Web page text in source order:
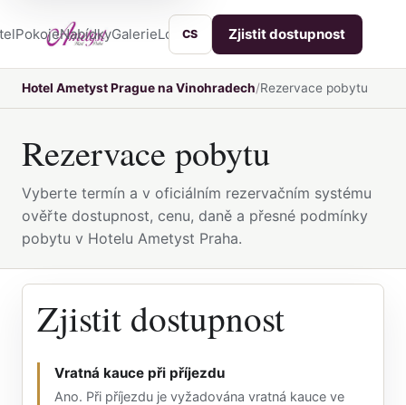
PokojeNabídkyGalerieLokalita SlužbyKontakt
CS Zjistit dostupnost
Hotel Ametyst Prague na Vinohradech Rezervace pobytu
Rezervace pobytu
Vyberte termín a v oficiálním rezervačním systému
ověřte dostupnost, cenu, daně a přesné podmínky
pobytu v Hotelu Ametyst Praha.
Zjistit dostupnost
Vratná kauce při příjezdu
Ano. Při příjezdu je vyžadována vratná kauce ve